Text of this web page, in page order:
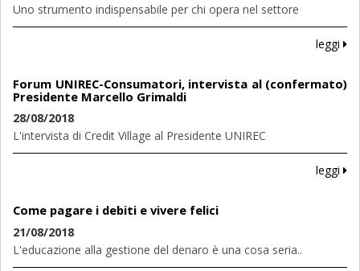
Uno strumento indispensabile per chi opera nel settore
leggi
Forum UNIREC-Consumatori, intervista al (confermato)
Presidente Marcello Grimaldi
28/08/2018
L'intervista di Credit Village al Presidente UNIREC
leggi
Come pagare i debiti e vivere felici
21/08/2018
L'educazione alla gestione del denaro è una cosa seria..